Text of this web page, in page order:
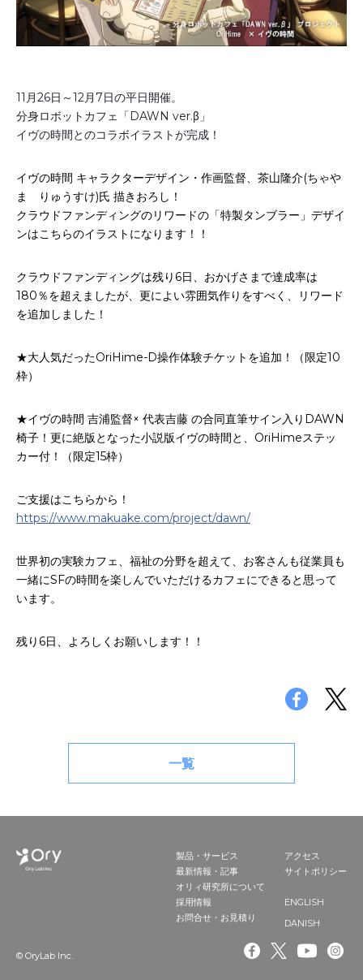
ヒストリー
11月26日～12月7日の平日開催。
分身ロボットカフェ「DAWN ver.β」
イヴの時間とのコラボイラストが完成！
イヴの時間 キャラクターデザイン・作画監督、茶山隆介(ちゃや
ま りゅうすけ)氏 描きおろし！
クラウドファンディングのリワードの「特製タンブラー」デザイ
ンはこちらのイラストになります！！
クラウドファンディングは残り6日、おかげさまで達成率は
180％を超えましたが、更によい雰囲気作りをすべく、リワード
を追加しました！
★大人気だったOriHime-D操作体験チケットを追加！（限定10
枠）
★イヴの時間 吉浦監督× 代表吉藤 の合同直筆サイン入りDAWN
椅子！更に絶版となった小説版イヴの時間と、OriHimeステッ
カー付！（限定15枠）
ご支援はこちらから！
https://www.makuake.com/project/dawn/
世界初の実験カフェ、福祉の分野を超えて、お客さんも従業員も
一緒にSFの時間を楽しんでいただけるカフェにできると思って
います。
残り6日、よろしくお願いします！！
一覧
製品・サービス
最新情報・記事
オリィ研究所について
採用情報
お問合せ・お見積り
アクセス
サイトポリシー
ENGLISH
DANISH
© OryLab Inc.